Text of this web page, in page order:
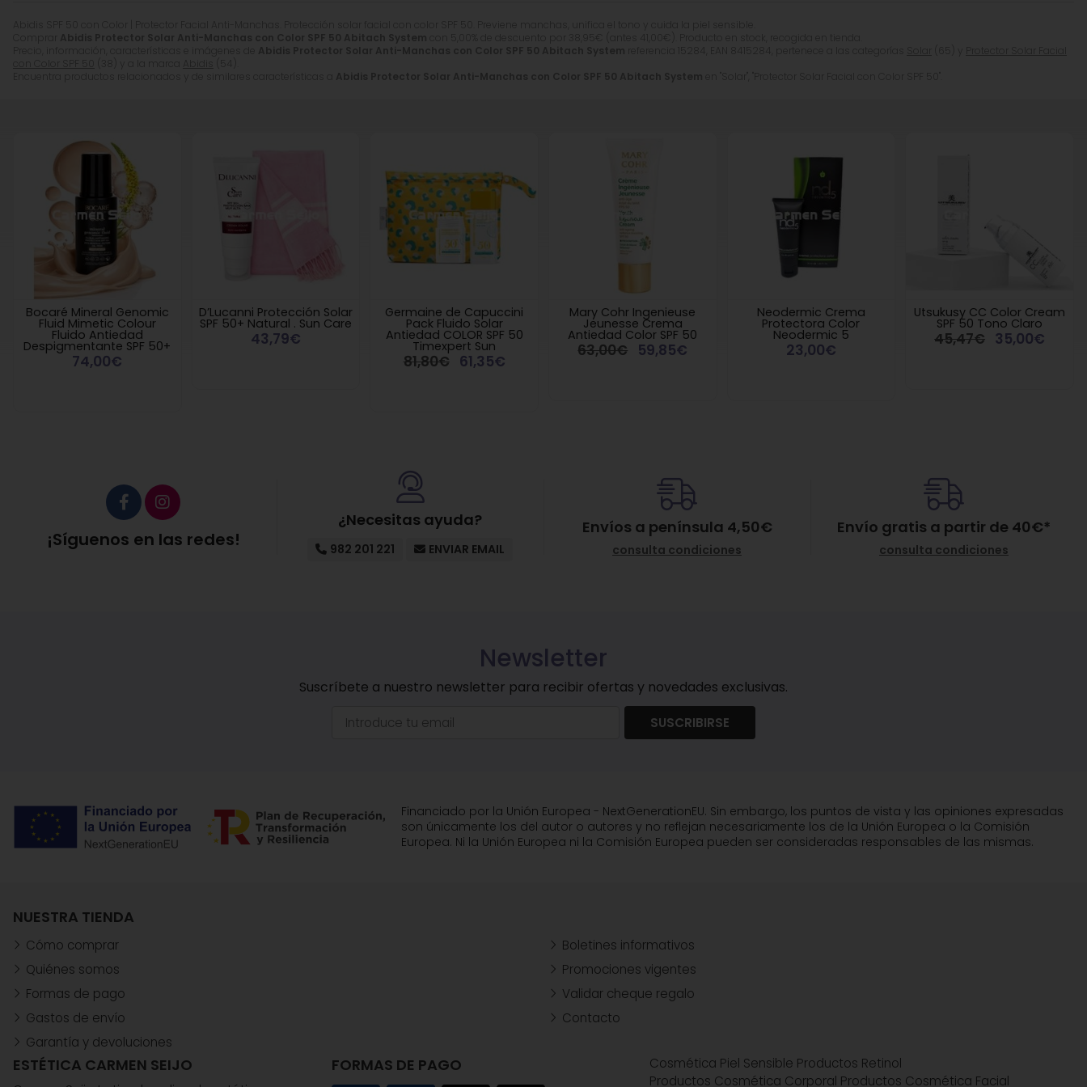
Bocaré Mineral Genomic
Fluid Mimetic Colour
Fluido Antiedad
Despigmentante SPF 50+
74,00€
D’Lucanni Protección Solar
SPF 50+ Natural . Sun Care
43,79€
Germaine de Capuccini
Pack Fluido Solar
Antiedad COLOR SPF 50
Timexpert Sun
81,80€ 61,35€
Mary Cohr Ingenieuse
Jeunesse Crema
Antiedad Color SPF 50
63,00€ 59,85€
Neodermic Crema
Protectora Color
Neodermic 5
23,00€
Utsukusy CC Color Cream
SPF 50 Tono Claro
45,47€ 35,00€
¡Síguenos en las redes!
¿Necesitas ayuda?
982 201 221 ENVIAR EMAIL
Envíos a península 4,50€
consulta condiciones
Envío gratis a partir de 40€*
consulta condiciones
Newsletter
Suscríbete a nuestro newsletter para recibir ofertas y novedades exclusivas.
SUSCRIBIRSE
Financiado por la Unión Europea - NextGenerationEU. Sin embargo, los puntos de vista y las opiniones expresadas
son únicamente los del autor o autores y no reflejan necesariamente los de la Unión Europea o la Comisión
Europea. Ni la Unión Europea ni la Comisión Europea pueden ser consideradas responsables de las mismas.
ESTÉTICA CARMEN SEIJO FORMAS DE PAGO
NUESTRA TIENDA
Cómo comprar
Quiénes somos
Formas de pago
Gastos de envío
Garantía y devoluciones
Boletines informativos
Promociones vigentes
Validar cheque regalo
Contacto
Cosmética Piel Sensible Productos Retinol
Productos Cosmética Corporal Productos Cosmética Facial